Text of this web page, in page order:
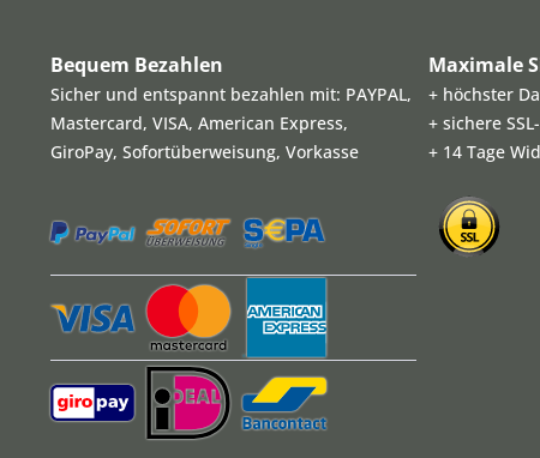
Bequem Bezahlen
Sicher und entspannt bezahlen mit: PAYPAL,
Mastercard, VISA, American Express,
GiroPay, Sofortüberweisung, Vorkasse
Maximale
+ höchster
+ sichere
+ 14 Tage